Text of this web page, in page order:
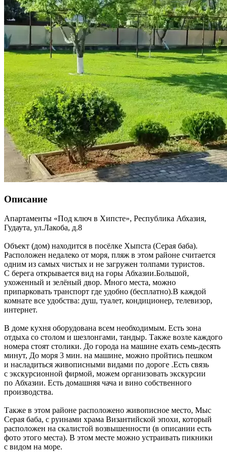
Описание
Апартаменты «Под ключ в Хипсте», Республика Абхазия,
Гудаута, ул.Лакоба, д.8
Объект (дом) находится в посёлке Хыпста (Серая баба).
Расположен недалеко от моря, пляж в этом районе считается
одним из самых чистых и не загружен толпами туристов.
С берега открывается вид на горы Абхазии.Большой,
ухоженный и зелёный двор. Много места, можно
припарковать транспорт где удобно (бесплатно).В каждой
комнате все удобства: душ, туалет, кондиционер, телевизор,
интернет.
В доме кухня оборудована всем необходимым. Есть зона
отдыха со столом и шезлонгами, тандыр. Также возле каждого
номера стоят столики. До города на машине ехать семь-десять
минут, До моря 3 мин. на машине, можно пройтись пешком
и насладиться живописными видами по дороге .Есть связь
с экскурсионной фирмой, можем организовать экскурсии
по Абхазии. Есть домашняя чача и вино собственного
производства.
Также в этом районе расположено живописное место, Мыс
Серая баба, с руинами храма Византийской эпохи, который
расположен на скалистой возвышенности (в описании есть
фото этого места). В этом месте можно устраивать пикники
с видом на море.